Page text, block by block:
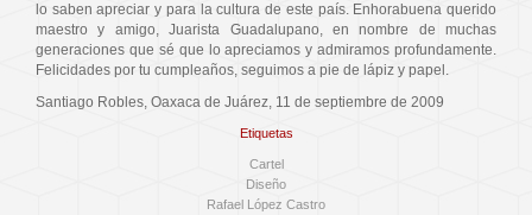
lo saben apreciar y para la cultura de este país. Enhorabuena querido
maestro y amigo, Juarista Guadalupano, en nombre de muchas
generaciones que sé que lo apreciamos y admiramos profundamente.
Felicidades por tu cumpleaños, seguimos a pie de lápiz y papel.
Santiago Robles, Oaxaca de Juárez, 11 de septiembre de 2009
Etiquetas
Cartel
Diseño
Rafael López Castro